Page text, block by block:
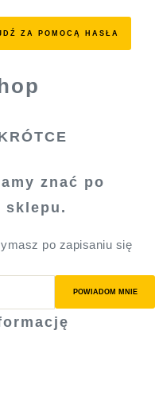
ZA POMOCĄ HASŁA
znać po
sklepu.
po zapisaniu się
POWIADOM MNIE